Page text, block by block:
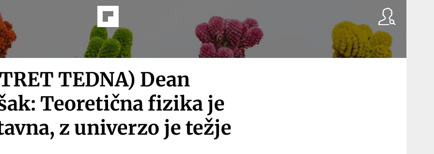
TEDNA) Dean
Teoretična fizika je
z univerzo je težje